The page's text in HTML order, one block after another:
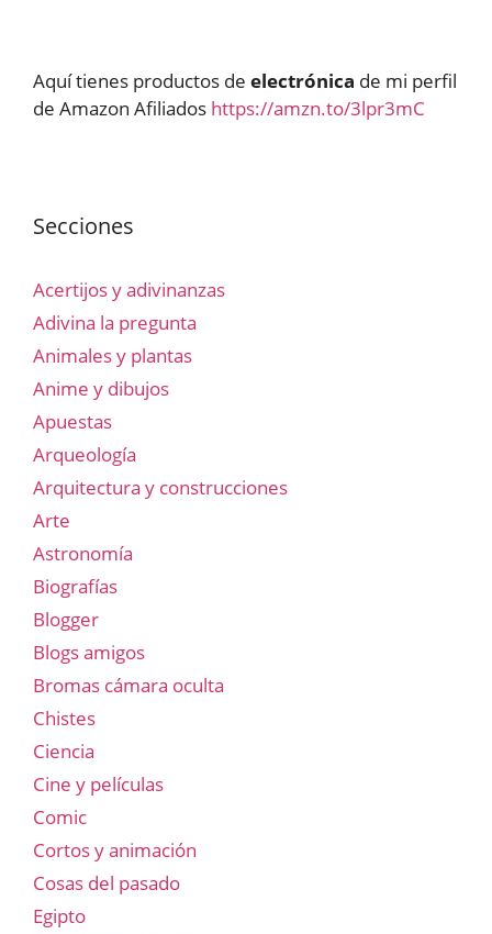
Aquí tienes productos de electrónica de mi perfil
de Amazon Afiliados https://amzn.to/3lpr3mC
Secciones
Acertijos y adivinanzas
Adivina la pregunta
Animales y plantas
Anime y dibujos
Apuestas
Arqueología
Arquitectura y construcciones
Arte
Astronomía
Biografías
Blogger
Blogs amigos
Bromas cámara oculta
Chistes
Ciencia
Cine y películas
Comic
Cortos y animación
Cosas del pasado
Egipto